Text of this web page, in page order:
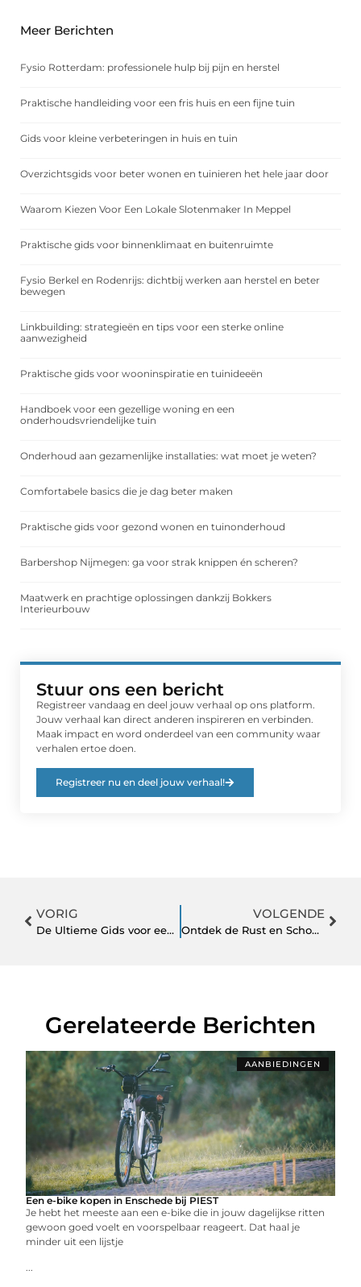
Meer Berichten
Fysio Rotterdam: professionele hulp bij pijn en herstel
Praktische handleiding voor een fris huis en een fijne tuin
Gids voor kleine verbeteringen in huis en tuin
Overzichtsgids voor beter wonen en tuinieren het hele jaar door
Waarom Kiezen Voor Een Lokale Slotenmaker In Meppel
Praktische gids voor binnenklimaat en buitenruimte
Fysio Berkel en Rodenrijs: dichtbij werken aan herstel en beter
bewegen
Linkbuilding: strategieën en tips voor een sterke online
aanwezigheid
Praktische gids voor wooninspiratie en tuinideeën
Handboek voor een gezellige woning en een
onderhoudsvriendelijke tuin
Onderhoud aan gezamenlijke installaties: wat moet je weten?
Comfortabele basics die je dag beter maken
Praktische gids voor gezond wonen en tuinonderhoud
Barbershop Nijmegen: ga voor strak knippen én scheren?
Maatwerk en prachtige oplossingen dankzij Bokkers
Interieurbouw
Stuur ons een bericht
Registreer vandaag en deel jouw verhaal op ons platform.
Jouw verhaal kan direct anderen inspireren en verbinden.
Maak impact en word onderdeel van een community waar
verhalen ertoe doen.
Registreer nu en deel jouw verhaal!
VORIG
De Ultieme Gids voor een Bedrijfsuitje in Weert
VOLGENDE
Ontdek de Rust en Schoonheid van de Begraafplaats in Soest
Gerelateerde Berichten
AANBIEDINGEN
Een e-bike kopen in Enschede bij PIEST
Je hebt het meeste aan een e-bike die in jouw dagelijkse ritten
gewoon goed voelt en voorspelbaar reageert. Dat haal je
minder uit een lijstje
...